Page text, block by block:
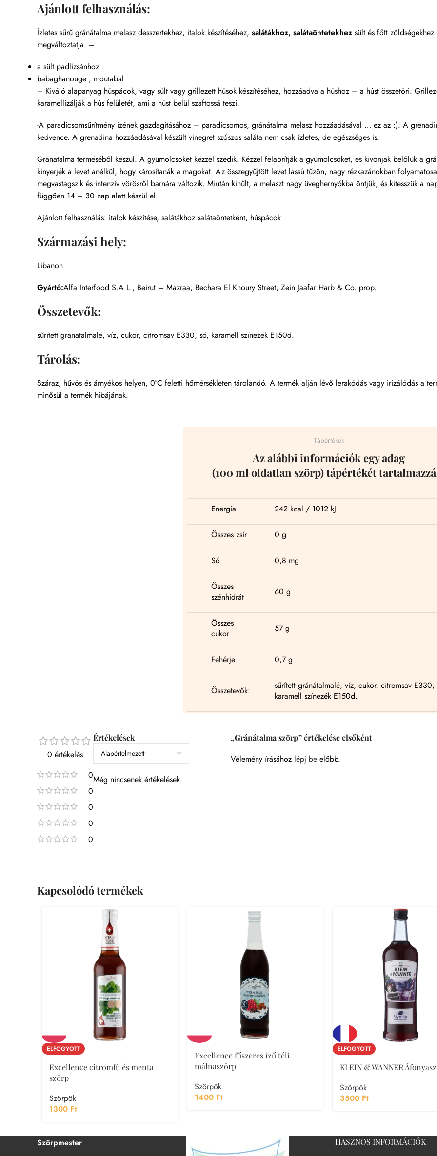
Ajánlott felhasználás:
Ízletes sűrű gránátalma melasz desszertekhez, italok készítéséhez, salátákhoz, salátaöntetekhez sült és főtt
megváltoztatja. –
a sült padlizsánhoz
babaghanouge , moutabal
– Kiváló alapanyag húspácok, vagy sült vagy grillezett húsok készítéséhez, hozzáadva a húshoz – a húst összetöri.
karamellizálják a hús felületét, ami a húst belül szaftossá teszi.
-A paradicsomsűrítmény ízének gazdagításához – paradicsomos, gránátalma melasz hozzáadásával … ez az :). A
kedvence. A grenadina hozzáadásával készült vinegret szószos saláta nem csak ízletes, de egészséges is.
Gránátalma terméséből készül. A gyümölcsöket kézzel szedik. Kézzel felaprítják a gyümölcsöket, és kivonják belőlük a
kinyerjék a levet anélkül, hogy károsítanák a magokat. Az összegyűjtött levet lassú tűzön, nagy rézkazánokban
megvastagszik és intenzív vörösről barnára változik. Miután kihűlt, a melaszt nagy üveghernyókba öntjük, és kitesszük a
függően 14 – 30 nap alatt készül el.
Ajánlott felhasználás: italok készítése, salátákhoz salátaöntetként, húspácok
Származási hely:
Libanon
Gyártó:Alfa Interfood S.A.L., Beirut – Mazraa, Bechara El Khoury Street, Zein Jaafar Harb & Co. prop.
Összetevők:
sűrített gránátalmalé, víz, cukor, citromsav E330, só, karamell színezék E150d.
Tárolás:
Száraz, hűvös és árnyékos helyen, 0°C feletti hőmérsékleten tárolandó. A termék alján lévő lerakódás vagy irizálódás a
minősül a termék hibájának.
Tápértékek
Az alábbi információk egy adag
(100 ml oldatlan szörp) tápértékét
Energia 242 kcal / 1012 kJ
Összes zsír 0 g
Só 0,8 mg
Összes
szénhidrát
60 g
Összes
cukor
57 g
Fehérje 0,7 g
Összetevők:
sűrített gránátalmalé, víz, cukor, citromsav E330,
karamell színezék E150d.
0 értékelés
0
0
0
0
0
Értékelések
Még nincsenek értékelések.
„Gránátalma szörp” értékelése elsőként
Vélemény írásához lépj be előbb.
Kapcsolódó termékek
ELFOGYOTT
Excellence citromfű és menta
szörp
Szörpök
1300 Ft
Excellence fűszeres ízű téli
málnaszörp
Szörpök
1400 Ft
ELFOGYOTT
KLEIN & WANNER
Szörpök
3500 Ft
Szörpmester HASZNOS INFORMÁCIÓK